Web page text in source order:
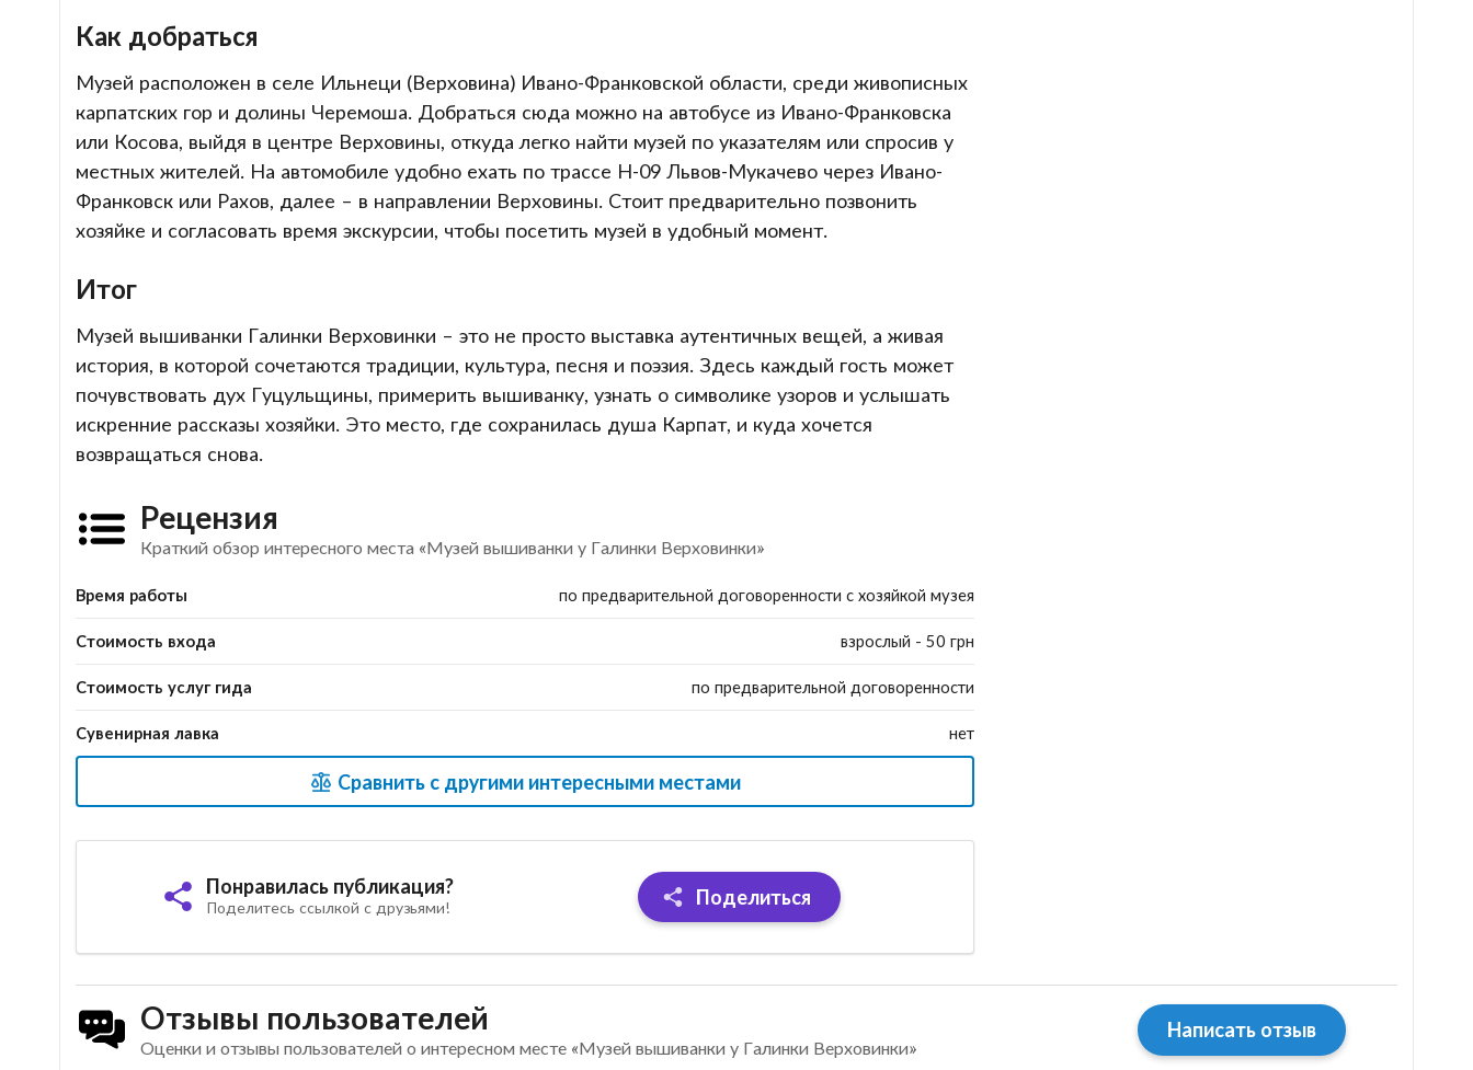
Как добраться
Музей расположен в селе Ильнеци (Верховина) Ивано-Франковской области, среди живописных
карпатских гор и долины Черемоша. Добраться сюда можно на автобусе из Ивано-Франковска
или Косова, выйдя в центре Верховины, откуда легко найти музей по указателям или спросив у
местных жителей. На автомобиле удобно ехать по трассе Н-09 Львов-Мукачево через Ивано-
Франковск или Рахов, далее – в направлении Верховины. Стоит предварительно позвонить
хозяйке и согласовать время экскурсии, чтобы посетить музей в удобный момент.
Итог
Музей вышиванки Галинки Верховинки – это не просто выставка аутентичных вещей, а живая
история, в которой сочетаются традиции, культура, песня и поэзия. Здесь каждый гость может
почувствовать дух Гуцульщины, примерить вышиванку, узнать о символике узоров и услышать
искренние рассказы хозяйки. Это место, где сохранилась душа Карпат, и куда хочется
возвращаться снова.
Рецензия
Краткий обзор интересного места «Музей вышиванки у Галинки Верховинки»
Время работы по предварительной договоренности с хозяйкой музея
Стоимость входа взрослый - 50 грн
Стоимость услуг гида по предварительной договоренности
Сувенирная лавка нет
Сравнить с другими интересными местами
Понравилась публикация?
Поделитесь ссылкой с друзьями! Поделиться
Отзывы пользователей
Оценки и отзывы пользователей о интересном месте «Музей вышиванки у Галинки Верховинки»
Написать отзыв